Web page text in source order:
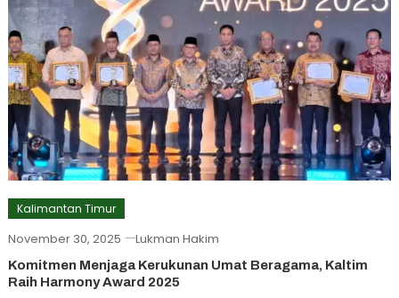
Kalimantan Timur
November 30, 2025 Lukman Hakim
Komitmen Menjaga Kerukunan Umat Beragama, Kaltim
Raih Harmony Award 2025